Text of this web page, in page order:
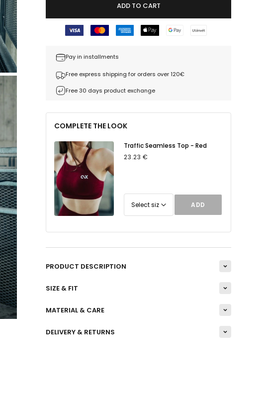
ADD TO CART
Pay in installments
Free express shipping for orders over 120€
Free 30 days product exchange
COMPLETE THE LOOK
Traffic Seamless Top - Red
23.23 €
ADD
PRODUCT DESCRIPTION
SIZE & FIT
MATERIAL & CARE
DELIVERY & RETURNS